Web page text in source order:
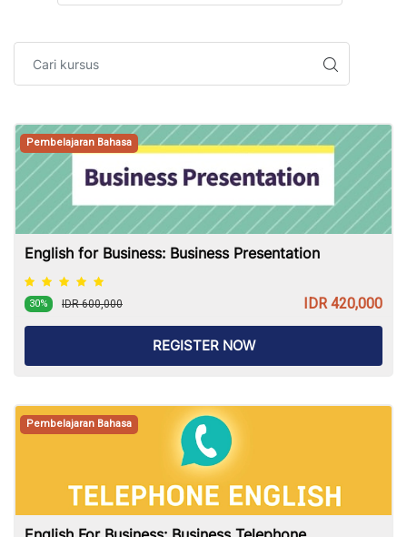
Pembelajaran Bahasa
English for Business: Business Presentation
30% IDR 600,000 IDR 420,000
REGISTER NOW
Pembelajaran Bahasa